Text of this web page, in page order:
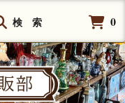
検 索 0